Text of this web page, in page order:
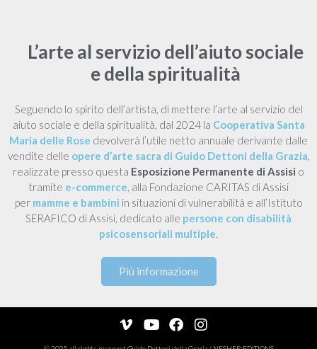
L’arte al servizio dell’aiuto sociale
e della spiritualità
Seguendo lo spirito dell’artista, di mettere l’arte al servizio del
aiuto sociale e della spiritualità, dal 2024 la Cooperativa Santa
Maria delle Rose devolverà l’utile netto annuale derivante dalle
vendite delle opere d’arte sacra di Guido Dettoni della Grazia,
realizzate presso questa Esposizione Permanente di Assisi o
tramite e-commerce, alla Fondazione CARITAS di Assisi
per mamme e bambini in situazioni di vulnerabilità e all’Istituto
SERAFICO di Assisi, dedicato alle persone con disabilità
psicosensoriali multiple.
Più informazione